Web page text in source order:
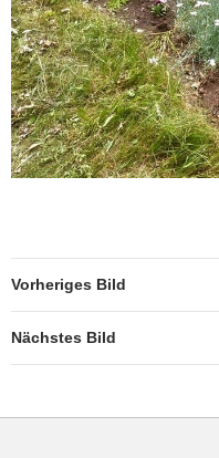
Vorheriges Bild
Nächstes Bild